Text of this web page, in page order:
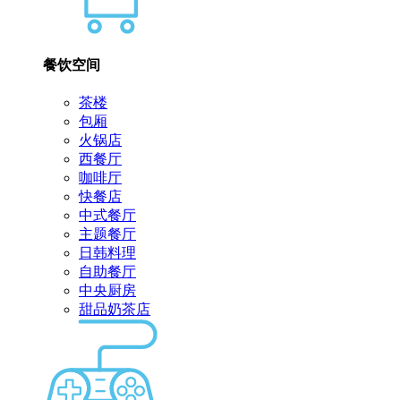
餐饮空间
茶楼
包厢
火锅店
西餐厅
咖啡厅
快餐店
中式餐厅
主题餐厅
日韩料理
自助餐厅
中央厨房
甜品奶茶店